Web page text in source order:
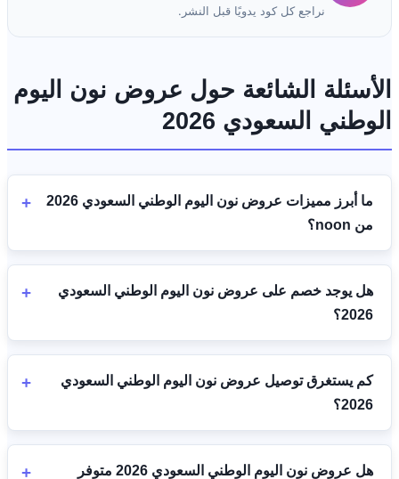
نراجع كل كود يدويًا قبل النشر.
الأسئلة الشائعة حول عروض نون اليوم
الوطني السعودي 2026
ما أبرز مميزات عروض نون اليوم الوطني السعودي 2026
من noon؟
هل يوجد خصم على عروض نون اليوم الوطني السعودي
2026؟
كم يستغرق توصيل عروض نون اليوم الوطني السعودي
2026؟
هل عروض نون اليوم الوطني السعودي 2026 متوفر